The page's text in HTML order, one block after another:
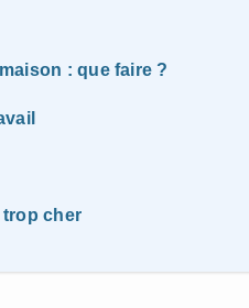
: que faire ?
trop cher